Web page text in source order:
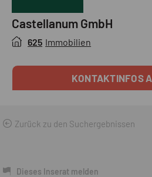
Castellanum GmbH
625 Immobilien
KONTAKTINFOS
Zurück zu den Suchergebnissen
Dieses Inserat melden